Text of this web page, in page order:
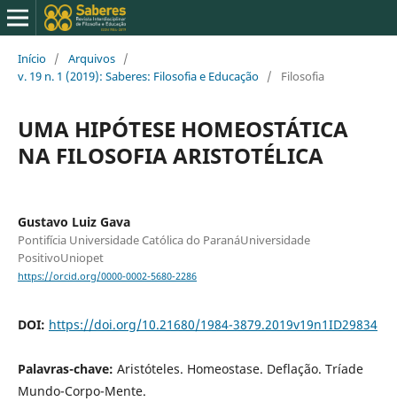
Início / Arquivos /
v. 19 n. 1 (2019): Saberes: Filosofia e Educação / Filosofia
UMA HIPÓTESE HOMEOSTÁTICA
NA FILOSOFIA ARISTOTÉLICA
Gustavo Luiz Gava
Pontifícia Universidade Católica do ParanáUniversidade
PositivoUniopet
https://orcid.org/0000-0002-5680-2286
DOI: https://doi.org/10.21680/1984-3879.2019v19n1ID29834
Palavras-chave: Aristóteles. Homeostase. Deflação. Tríade
Mundo-Corpo-Mente.